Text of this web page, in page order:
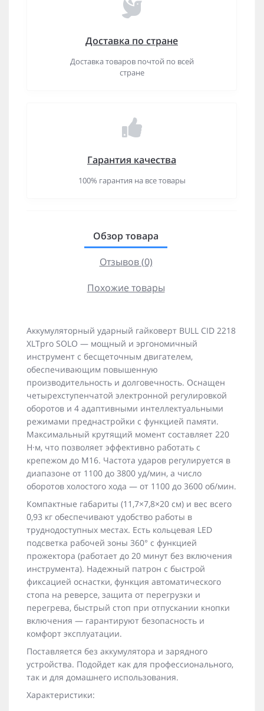
Доставка по стране
Доставка товаров почтой по всей
стране
Гарантия качества
100% гарантия на все товары
Обзор товара
Отзывов (0)
Похожие товары
Аккумуляторный ударный гайковерт BULL CID 2218
XLTpro SOLO — мощный и эргономичный
инструмент с бесщеточным двигателем,
обеспечивающим повышенную
производительность и долговечность. Оснащен
четырехступенчатой электронной регулировкой
оборотов и 4 адаптивными интеллектуальными
режимами преднастройки с функцией памяти.
Максимальный крутящий момент составляет 220
Н·м, что позволяет эффективно работать с
крепежом до M16. Частота ударов регулируется в
диапазоне от 1100 до 3800 уд/мин, а число
оборотов холостого хода — от 1100 до 3600 об/мин.
Компактные габариты (11,7×7,8×20 см) и вес всего
0,93 кг обеспечивают удобство работы в
труднодоступных местах. Есть кольцевая LED
подсветка рабочей зоны 360° с функцией
прожектора (работает до 20 минут без включения
инструмента). Надежный патрон с быстрой
фиксацией оснастки, функция автоматического
стопа на реверсе, защита от перегрузки и
перегрева, быстрый стоп при отпускании кнопки
включения — гарантируют безопасность и
комфорт эксплуатации.
Поставляется без аккумулятора и зарядного
устройства. Подойдет как для профессионального,
так и для домашнего использования.
Характеристики: